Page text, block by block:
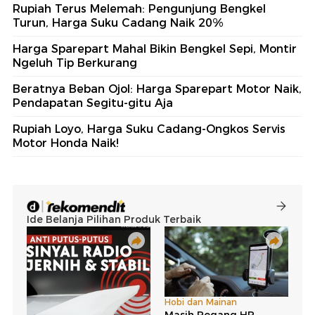
Rupiah Terus Melemah: Pengunjung Bengkel
Turun, Harga Suku Cadang Naik 20%
Harga Sparepart Mahal Bikin Bengkel Sepi, Montir
Ngeluh Tip Berkurang
Beratnya Beban Ojol: Harga Sparepart Motor Naik,
Pendapatan Segitu-gitu Aja
Rupiah Loyo, Harga Suku Cadang-Ongkos Servis
Motor Honda Naik!